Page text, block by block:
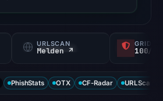
URLSCAN
Melden ↗ 100/
PhishStats OTX CF-Radar URLScan